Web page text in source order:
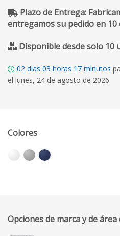
Plazo de Entrega:
entregamos su pedido en 10
Disponible desde solo 10
02 días 03 horas 17 minutos
el lunes, 24 de agosto de 2026
Colores
Opciones de marca y de